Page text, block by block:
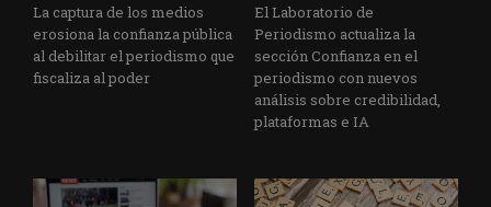
La captura de los medios
erosiona la confianza pública
al debilitar el periodismo que
fiscaliza al poder
El Laboratorio de
Periodismo actualiza la
sección Confianza en el
periodismo con nuevos
análisis sobre credibilidad,
plataformas e IA